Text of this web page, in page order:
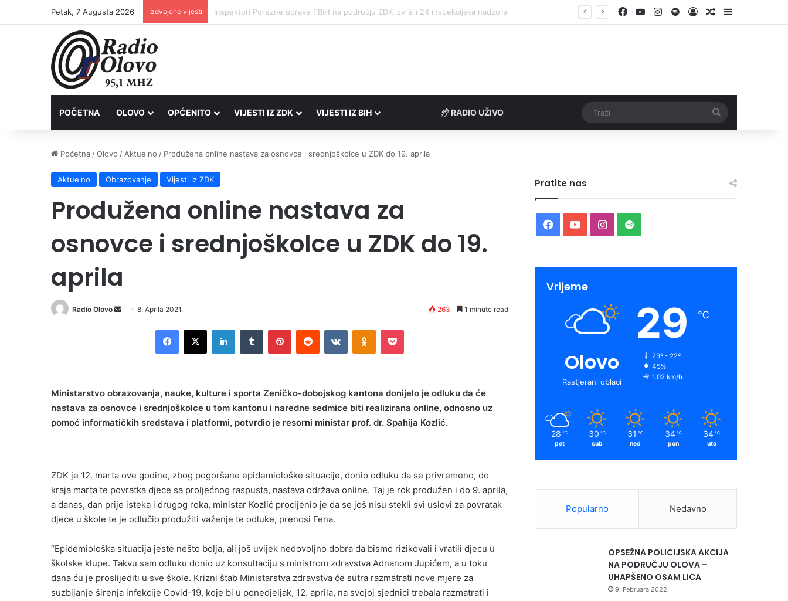
Petak, 7 Augusta 2026 Izdvojene vijesti Četvrto ljeto zaredom Trg slobode postaje Naše mjesto – Bingo Ljetno kino Tuzla Facebook
YouTubeInstagram
SpotifyLog InRandom Article
Sidebar
POČETNA OLOVO OPĆENITO VIJESTI IZ ZDK VIJESTI IZ BIH RADIO UŽIVO
Početna /Olovo / Aktuelno / Produžena online nastava za osnovce i srednjoškolce u ZDK do 19. aprila
Aktuelno Obrazovanje Vijesti iz ZDK
Produžena online nastava za
osnovce i srednjoškolce u ZDK do 19.
aprila
Radio Olovo
Send8. Aprila 2021. 263 1 minute read
Facebook
X LinkedInTumblr PinterestReddit VKontakteOdnoklassniki
Pocket
Ministarstvo obrazovanja, nauke, kulture i sporta Zeničko-dobojskog kantona donijelo je odluku da će
nastava za osnovce i srednjoškolce u tom kantonu i naredne sedmice biti realizirana online, odnosno uz
pomoć informatičkih sredstava i platformi, potvrdio je resorni ministar prof. dr. Spahija Kozlić.
ZDK je 12. marta ove godine, zbog pogoršane epidemiološke situacije, donio odluku da se privremeno, do
kraja marta te povratka djece sa proljećnog raspusta, nastava održava online. Taj je rok produžen i do 9. aprila,
a danas, dan prije isteka i drugog roka, ministar Kozlić procijenio je da se još nisu stekli svi uslovi za povratak
djece u škole te je odlučio produžiti važenje te odluke, prenosi Fena.
“Epidemiološka situacija jeste nešto bolja, ali još uvijek nedovoljno dobra da bismo rizikovali i vratili djecu u
školske klupe. Takvu sam odluku donio uz konsultaciju s ministrom zdravstva Adnanom Jupićem, a u toku
dana ću je proslijediti u sve škole. Krizni štab Ministarstva zdravstva će sutra razmatrati nove mjere za
suzbijanje širenja infekcije Covid-19, koje bi u ponedjeljak, 12. aprila, na svojoj sjednici trebala razmatrati i
Pratite nas
Facebook
YouTubeInstagram
Spotify
Vrijeme
Olovo
Rastjerani oblaci
29 ℃
29º - 22º
45%
1.02 km/h
28 ℃
pet
30 ℃
sub
31 ℃
ned
34 ℃
pon
34 ℃
uto
Popularno Nedavno
OPSEŽNA POLICIJSKA AKCIJA
NA PODRUČJU OLOVA –
UHAPŠENO OSAM LICA
9. Februara 2022.